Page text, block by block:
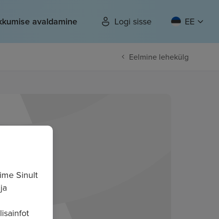
avaldamine Logi sisse EE
Eelmine lehekülg
Sinult